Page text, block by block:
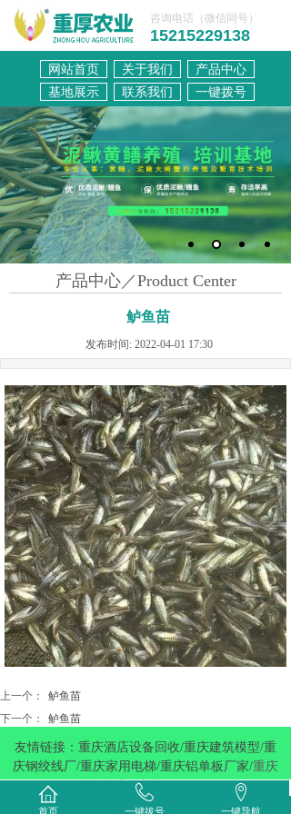
咨询电话（微信同号）
15215229138
网站首页 关于我们
产品中心
基地展示
联系我们 一键拨号
联系我们
产品中心／Product Center
鲈鱼苗
发布时间: 2022-04-01 17:30
上一个：
鲈鱼苗
下一个：
鲈鱼苗
友情链接：重庆酒店设备回收/重庆建筑模型/重
庆钢绞线厂/重庆家用电梯/重庆铝单板厂家/重庆
杰森玻璃钢制品有限公司
首页 一键拔号 一键导航